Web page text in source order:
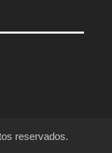
reservados.